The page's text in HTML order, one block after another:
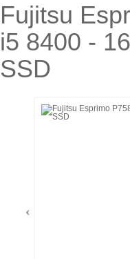
Fujitsu
i5 8400 -
SSD